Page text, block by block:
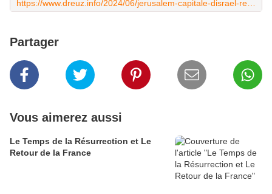
Partager
Vous aimerez aussi
Le Temps de la Résurrection et Le
Retour de la France